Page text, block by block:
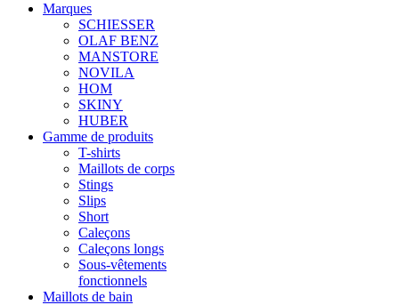
Marques
SCHIESSER
OLAF BENZ
MANSTORE
NOVILA
HOM
SKINY
HUBER
Gamme de produits
T-shirts
Maillots de corps
Stings
Slips
Short
Caleçons
Caleçons longs
Sous-vêtements
fonctionnels
Maillots de bain